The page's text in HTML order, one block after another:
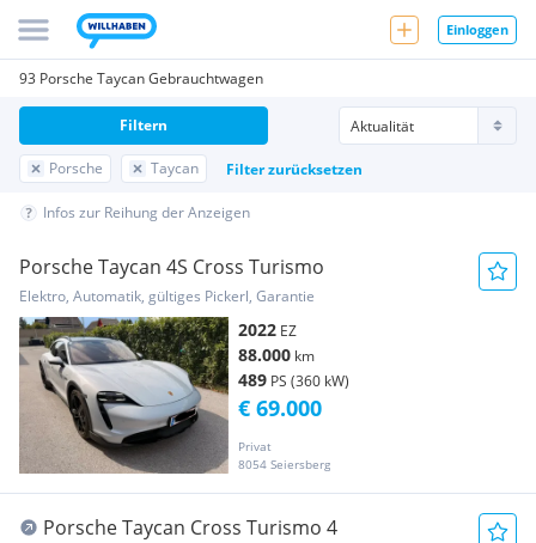
Einloggen
93 Porsche Taycan Gebrauchtwagen
Porsche Taycan Filter zurücksetzen
Filtern
Infos zur Reihung der Anzeigen
Porsche Taycan 4S Cross Turismo
Elektro, Automatik, gültiges Pickerl, Garantie
2022 EZ
88.000 km
489 PS (360 kW)
Privat
8054 Seiersberg
€ 69.000
Porsche Taycan Cross Turismo 4